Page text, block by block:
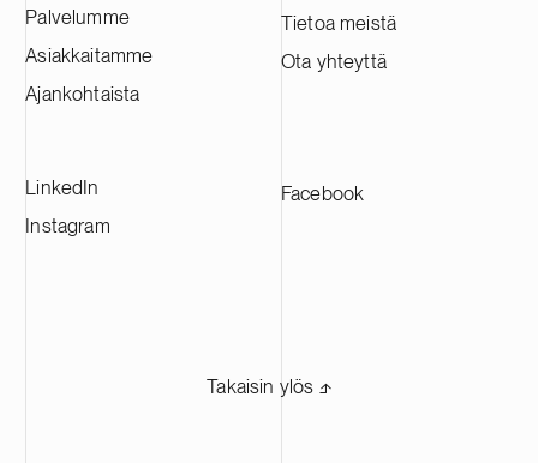
Palvelumme
Asiakkaitamme
Ajankohtaista
Tietoa meistä
Ota yhteyttä
LinkedIn
Instagram
Facebook
Takaisin ylös ⬏